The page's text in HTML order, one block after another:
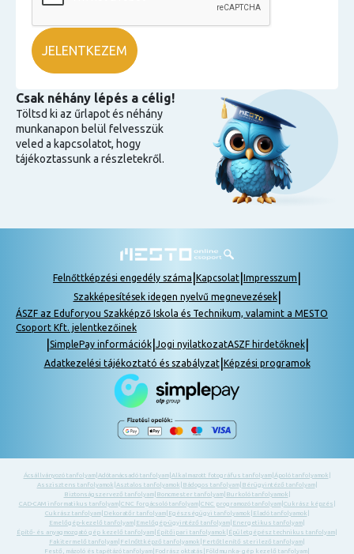
Csak néhány lépés a célig!
Töltsd ki az űrlapot és néhány
munkanapon belül felvesszük
veled a kapcsolatot, hogy
tájékoztassunk a részletekről.
Felnőttképzési engedély száma Kapcsolat Impresszum
Szakképesítések idegen nyelvű megnevezések|
ÁSZF az Eduforyou Szakképző Iskola és Technikum, valamint a MESTO
Csoport Kft. jelentkezőinek
SimplePay információk| Jogi nyilatkozatASZF hirdetőknek|
Adatkezelési tájékoztató és szabályzat| Képzési programok
Ácsállványozó tanfolyam| Adótanácsadó tanfolyam| Alkalmazott fotográfus tanfolyam| Ápoló tanfolyamok
Asszisztens tanfolyamok Asztalos tanfolyamok Bádogos tanfolyam| Bérügyintéző tanfolyam|
Biztonságszervező tanfolyam| Boncmester tanfolyam| Burkoló tanfolyamok
CAD-CAM informatikus tanfolyam| CNC forgácsoló tanfolyam| CNC programozó tanfolyam| Cukrász képzés
Cukrász tanfolyam| Dekoratőr tanfolyam| Egészségügyi tanfolyamok Eladó tanfolyamok
Emelőgép-kezelő tanfolyam Emelőgép-ügyintéző tanfolyam Energetikus tanfolyam
Építő- és anyagmozgató gép kezelő tanfolyam Építőipari tanfolyamok Épületgépész technikus tanfolyam
Fakitermelő tanfolyam Felnőttképző tanfolyamok Fertőtlenítő sterilező tanfolyam
Festő, mázoló és tapétázó tanfolyam Fodrász oktatás Földmunka- gép kezelő tanfolyam